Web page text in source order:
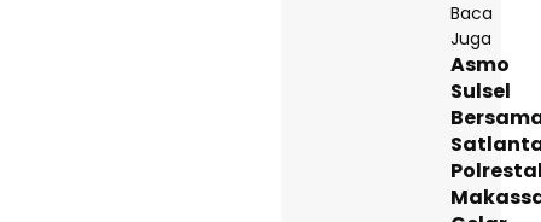
Baca
Juga
Asmo
Sulsel